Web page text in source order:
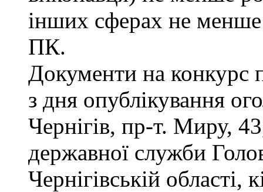
інших сферах не
ПК.
Документи на конкурс
з дня опублікування
Чернігів, пр-т. Миру,
державної служби
Чернігівській